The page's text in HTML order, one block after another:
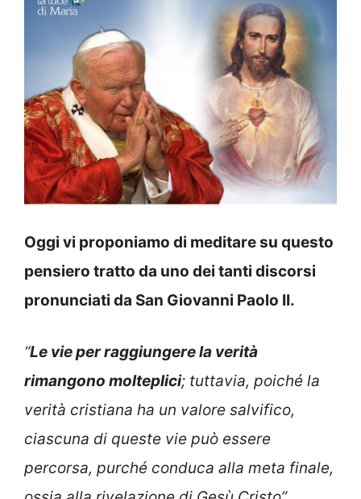
Oggi vi proponiamo di meditare su questo
pensiero tratto da uno dei tanti discorsi
pronunciati da San Giovanni Paolo II.
“Le vie per raggiungere la verità
rimangono molteplici; tuttavia, poiché la
verità cristiana ha un valore salvifico,
ciascuna di queste vie può essere
percorsa, purché conduca alla meta finale,